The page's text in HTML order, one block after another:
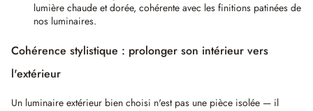
lumière chaude et dorée, cohérente avec les finitions patinées de
nos luminaires.
Cohérence stylistique : prolonger son intérieur vers
l'extérieur
Un luminaire extérieur bien choisi n'est pas une pièce isolée — il